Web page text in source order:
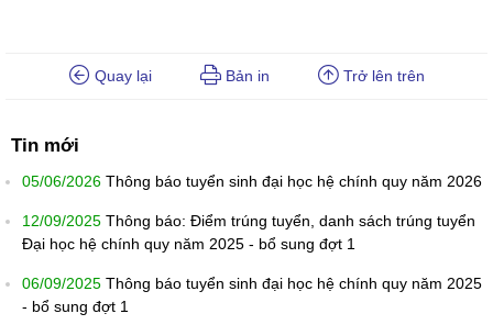
Quay lại Bản in Trở lên trên
Tin mới
05/06/2026 Thông báo tuyển sinh đại học hệ chính quy năm 2026
12/09/2025 Thông báo: Điểm trúng tuyển, danh sách trúng tuyển
Đại học hệ chính quy năm 2025 - bổ sung đợt 1
06/09/2025 Thông báo tuyển sinh đại học hệ chính quy năm 2025
- bổ sung đợt 1